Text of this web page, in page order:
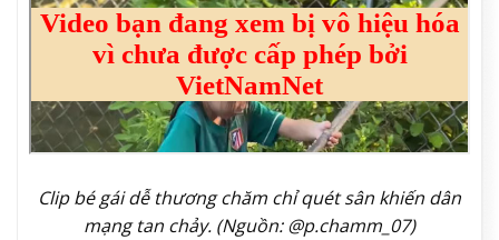
Clip bé gái dễ thương chăm chỉ quét sân khiến dân
mạng tan chảy. (Nguồn: @p.chamm_07)